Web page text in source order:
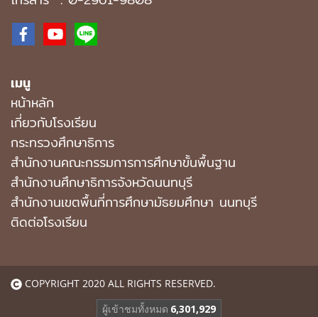
เมนู
หน้าหลัก
เกี่ยวกับโรงเรียน
กระทรวงศึกษาธิการ
สำนักงานคณะกรรมการการศึกษาขั้นพื้นฐาน
สำนักงานศึกษาธิการจังหวัดนนทบุรี
สํานักงานเขตพื้นที่การศึกษามัธยมศึกษา นนทบุรี
ติดต่อโรงเรียน
COPYRIGHT 2020 ALL RIGHTS RESERVED.
ผู้เข้าชมวันนี้
1